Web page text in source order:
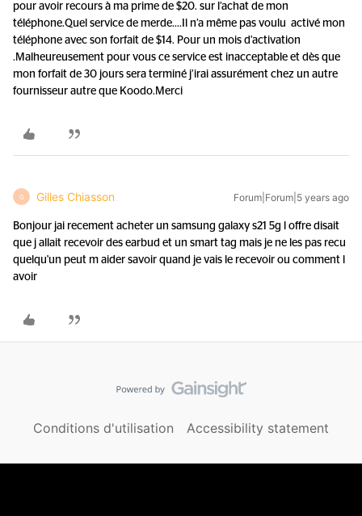
pour avoir recours à ma prime de $20. sur l’achat de mon
téléphone.Quel service de merde….Il n’a même pas voulu activé mon
téléphone avec son forfait de $14. Pour un mois d’activation
.Malheureusement pour vous ce service est inacceptable et dès que
mon forfait de 30 jours sera terminé j’irai assurément chez un autre
fournisseur autre que Koodo.Merci
G Gilles Chiasson Forum|Forum|5 years ago
Bonjour jai recement acheter un samsung galaxy s21 5g l offre disait
que j allait recevoir des earbud et un smart tag mais je ne les pas recu
quelqu'un peut m aider savoir quand je vais le recevoir ou comment l
avoir
Conditions d'utilisation Accessibility statement